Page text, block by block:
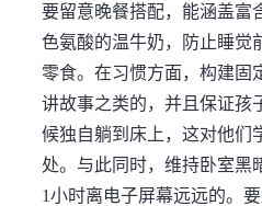
要留意晚餐搭配，能涵盖富
色氨酸的温牛奶，防止睡觉
零食。在习惯方面，构建固
讲故事之类的，并且保证孩
候独自躺到床上，这对他们
处。与此同时，维持卧室黑
1小时离电子屏幕远远的。